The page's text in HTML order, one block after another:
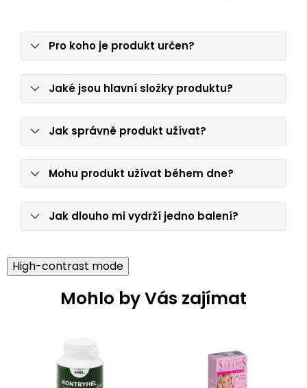
Pro koho je produkt určen?
Jaké jsou hlavní složky produktu?
Jak správně produkt užívat?
Mohu produkt užívat během dne?
Jak dlouho mi vydrží jedno balení?
High-contrast mode
Mohlo by Vás zajímat